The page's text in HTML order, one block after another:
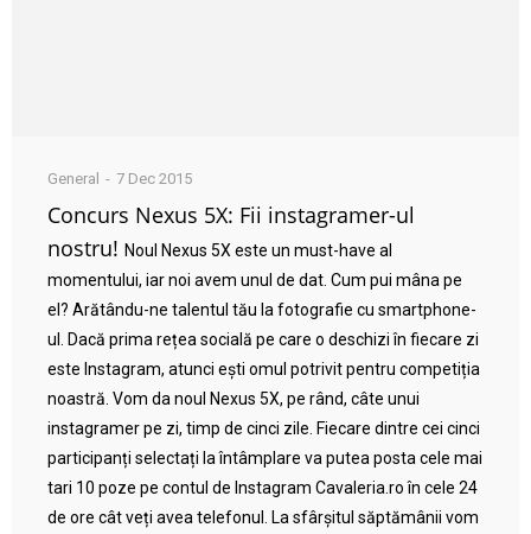
General 7 Dec 2015
Concurs Nexus 5X: Fii instagramer-ul
nostru! Noul Nexus 5X este un must-have al
momentului, iar noi avem unul de dat. Cum pui mâna pe
el? Arătându-ne talentul tău la fotografie cu smartphone-
ul. Dacă prima rețea socială pe care o deschizi în fiecare zi
este Instagram, atunci ești omul potrivit pentru competiția
noastră. Vom da noul Nexus 5X, pe rând, câte unui
instagramer pe zi, timp de cinci zile. Fiecare dintre cei cinci
participanți selectați la întâmplare va putea posta cele mai
tari 10 poze pe contul de Instagram Cavaleria.ro în cele 24
de ore cât veți avea telefonul. La sfârșitul săptămânii vom